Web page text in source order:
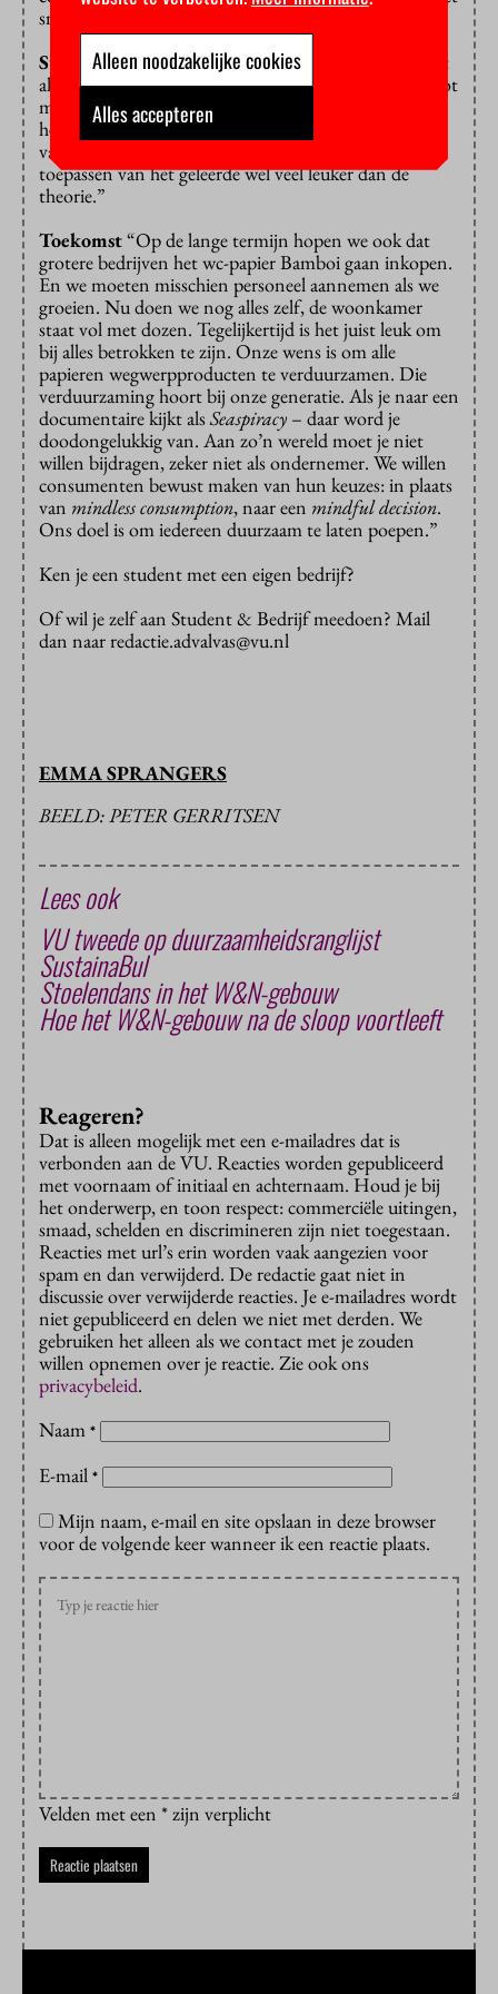
snel verandering in komen.”
Studie“International business administration tackelt
alle facetten van ondernemerschap: van accounting tot
marketing. Het heeft me concreet vooral geholpen bij
het schrijven van een businessplan en het innoveren
van het businessmodel. Ik vind het in de praktijk
toepassen van het geleerde wel veel leuker dan de
theorie.”
Toekomst“Op de lange termijn hopen we ook dat
grotere bedrijven het wc-papier Bamboi gaan inkopen.
En we moeten misschien personeel aannemen als we
groeien. Nu doen we nog alles zelf, de woonkamer
staat vol met dozen. Tegelijkertijd is het juist leuk om
bij alles betrokken te zijn. Onze wens is om alle
papieren wegwerpproducten te verduurzamen. Die
verduurzaming hoort bij onze generatie. Als je naar een
documentaire kijkt alsSeaspiracy – daar word je
doodongelukkig van. Aan zo’n wereld moet je niet
willen bijdragen, zeker niet als ondernemer. We willen
consumenten bewust maken van hun keuzes: in plaats
van mindless consumption, naar een mindful decision.
Ons doel is om iedereen duurzaam te laten poepen.”
Ken je een student met een eigen bedrijf?
Of wil je zelf aan Student & Bedrijf meedoen? Mail
dan naar redactie.advalvas@vu.nl
EMMA SPRANGERS
BEELD: PETER GERRITSEN
Lees ook
VU tweede op duurzaamheidsranglijst
SustainaBul
Stoelendans in het W&N-gebouw
Hoe het W&N-gebouw na de sloop voortleeft
Reageren?
Dat is alleen mogelijk met een e-mailadres dat is
verbonden aan de VU. Reacties worden gepubliceerd
met voornaam of initiaal en achternaam. Houd je bij
het onderwerp, en toon respect: commerciële uitingen,
smaad, schelden en discrimineren zijn niet toegestaan.
Reacties met url’s erin worden vaak aangezien voor
spam en dan verwijderd. De redactie gaat niet in
discussie over verwijderde reacties. Je e-mailadres wordt
niet gepubliceerd en delen we niet met derden. We
gebruiken het alleen als we contact met je zouden
willen opnemen over je reactie. Zie ook ons
privacybeleid.
Naam *
E-mail *
Mijn naam, e-mail en site opslaan in deze browser
voor de volgende keer wanneer ik een reactie plaats.
Velden met een * zijn verplicht
Alleen noodzakelijke cookies
Alles accepteren